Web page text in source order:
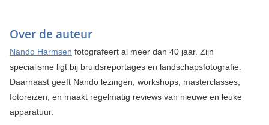
Over de auteur
Nando Harmsen fotografeert al meer dan 40 jaar. Zijn
specialisme ligt bij bruidsreportages en landschapsfotografie.
Daarnaast geeft Nando lezingen, workshops, masterclasses,
fotoreizen, en maakt regelmatig reviews van nieuwe en leuke
apparatuur.